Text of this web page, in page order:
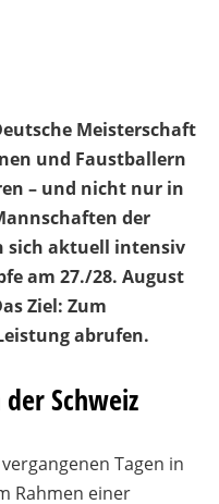
Meisterschaft
und Faustballern
– und nicht nur in
der
sich aktuell intensiv
am 27./28. August
Ziel: Zum
abrufen.
Schweiz
Tagen in
Rahmen einer